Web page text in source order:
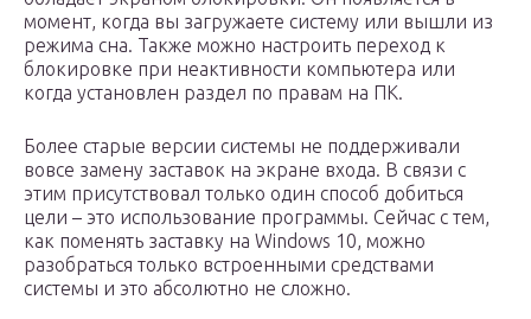
момент, когда вы загружаете систему или вышли из
режима сна. Также можно настроить переход к
блокировке при неактивности компьютера или
когда установлен раздел по правам на ПК.
Более старые версии системы не поддерживали
вовсе замену заставок на экране входа. В связи с
этим присутствовал только один способ добиться
цели – это использование программы. Сейчас с тем,
как поменять заставку на Windows 10, можно
разобраться только встроенными средствами
системы и это абсолютно не сложно.